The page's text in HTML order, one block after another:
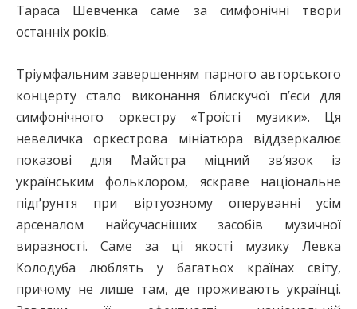
Тараса Шевченка саме за симфонічні твори
останніх років.
Тріумфальним завершенням парного авторського
концерту стало виконання блискучої п’єси для
симфонічного оркестру «Троїсті музики». Ця
невеличка оркестрова мініатюра віддзеркалює
показові для Майстра міцний зв’язок із
українським фольклором, яскраве національне
підґрунтя при віртуозному оперуванні усім
арсеналом найсучасніших засобів музичної
виразності. Саме за ці якості музику Левка
Колодуба люблять у багатьох країнах світу,
причому не лише там, де проживають українці.